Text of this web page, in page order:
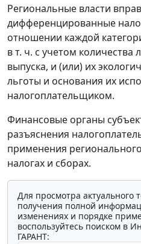
Региональные власти
дифференцированные
отношении каждой
в т. ч. с учетом
выпуска, и (или) их
льготы и основания их
налогоплательщиком.
Финансовые органы
разъяснения
применения
налогах и сборах.
Для просмотра актуального
получения полной
изменениях и порядке
воспользуйтесь поиском в
ГАРАНТ: